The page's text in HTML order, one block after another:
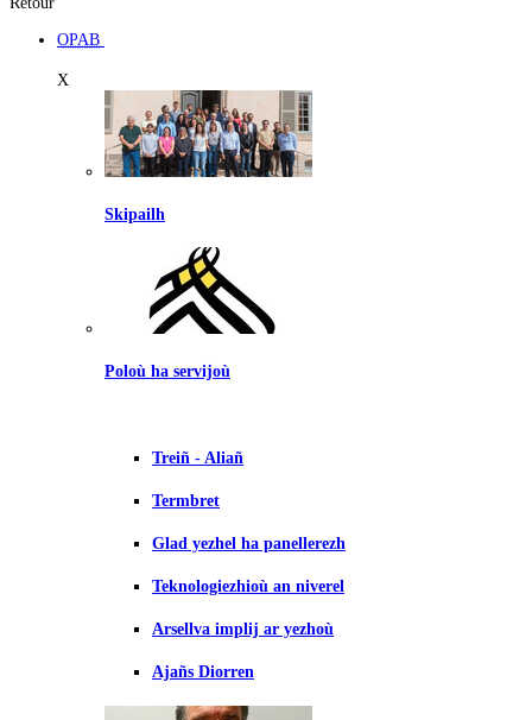
OPAB
X
Skipailh
Poloù ha servijoù
Treiñ - Aliañ
Termbret
Glad yezhel ha panellerezh
Teknologiezhioù an niverel
Arsellva implij ar yezhoù
Ajañs Diorren